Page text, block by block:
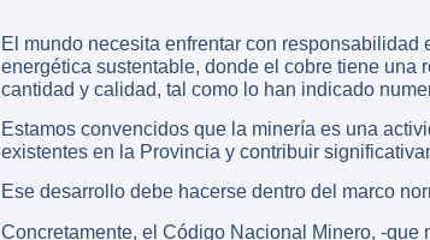
El mundo necesita enfrentar con
energética sustentable, donde el cobre tiene una
cantidad y calidad, tal como lo han indicado
Estamos convencidos que la minería es una
existentes en la Provincia y contribuir
Ese desarrollo debe hacerse dentro del marco
Concretamente, el Código Nacional Minero, -